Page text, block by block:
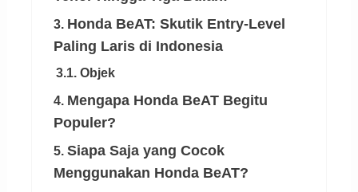
3. Honda BeAT: Skutik Entry-Level
Paling Laris di Indonesia
3.1. Objek
4. Mengapa Honda BeAT Begitu
Populer?
5. Siapa Saja yang Cocok
Menggunakan Honda BeAT?